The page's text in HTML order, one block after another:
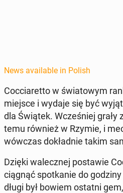
News available in Polish
Coc­cia­ret­to w świa­towym
miejsce i wydaje się być
dla Świątek. Wcześniej grały
temu również w Rzymie, i
wówczas dokład­nie takim
Dzięki walecznej postaw­ie
ciągnąć spotkanie do
długi był bowiem ostatni